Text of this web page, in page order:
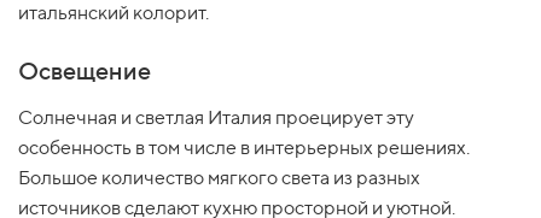
итальянский колорит.
Освещение
Солнечная и светлая Италия проецирует эту
особенность в том числе в интерьерных решениях.
Большое количество мягкого света из разных
источников сделают кухню просторной и уютной.